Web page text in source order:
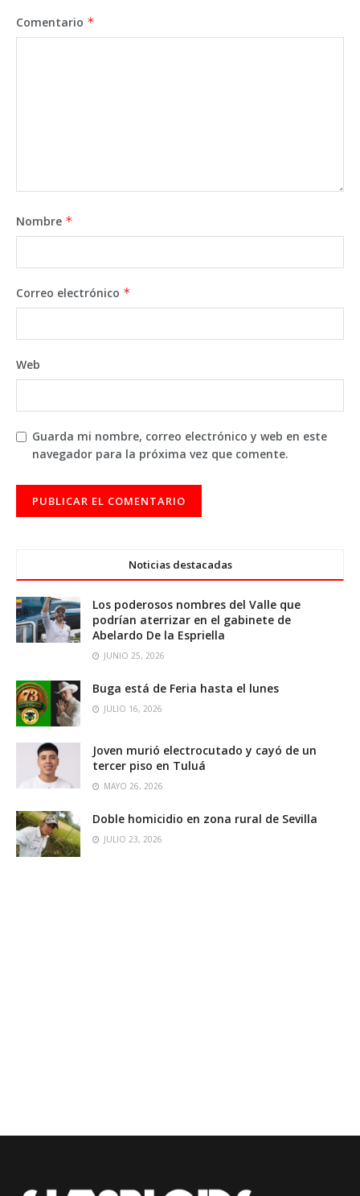
Comentario *
Nombre *
Correo electrónico *
Web
Guarda mi nombre, correo electrónico y web en este
navegador para la próxima vez que comente.
Noticias destacadas
Los poderosos nombres del Valle que
podrían aterrizar en el gabinete de
Abelardo De la Espriella
JUNIO 25, 2026
Buga está de Feria hasta el lunes
JULIO 16, 2026
Joven murió electrocutado y cayó de un
tercer piso en Tuluá
MAYO 26, 2026
Doble homicidio en zona rural de Sevilla
JULIO 23, 2026